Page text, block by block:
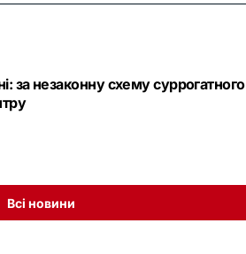
за незаконну схему суррогатного
Всі новини